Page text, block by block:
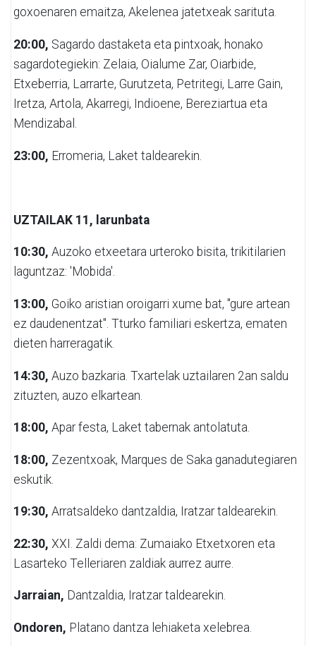
goxoenaren emaitza, Akelenea jatetxeak sarituta.
20:00, Sagardo dastaketa eta pintxoak, honako
sagardotegiekin: Zelaia, Oialume Zar, Oiarbide,
Etxeberria, Larrarte, Gurutzeta, Petritegi, Larre Gain,
Iretza, Artola, Akarregi, Indioene, Bereziartua eta
Mendizabal.
23:00, Erromeria, Laket taldearekin.
UZTAILAK 11, larunbata
10:30, Auzoko etxeetara urteroko bisita, trikitilarien
laguntzaz: 'Mobida'.
13:00, Goiko aristian oroigarri xume bat, "gure artean
ez daudenentzat" . Tturko familiari eskertza, ematen
dieten harreragatik.
14:30, Auzo bazkaria. Txartelak uztailaren 2an saldu
zituzten, auzo elkartean.
18:00, Apar festa, Laket tabernak antolatuta.
18:00, Zezentxoak, Marques de Saka ganadutegiaren
eskutik.
19:30, Arratsaldeko dantzaldia, Iratzar taldearekin.
22:30, XXI. Zaldi dema: Zumaiako Etxetxoren eta
Lasarteko Telleriaren zaldiak aurrez aurre.
Jarraian, Dantzaldia, Iratzar taldearekin.
Ondoren, Platano dantza lehiaketa xelebrea.